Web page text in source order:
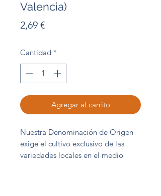
Valencia)
2,69 €Precio
Cantidad *
Agregar al carrito
Nuestra Denominación de Origen
exige el cultivo exclusivo de las
variedades locales en el medio